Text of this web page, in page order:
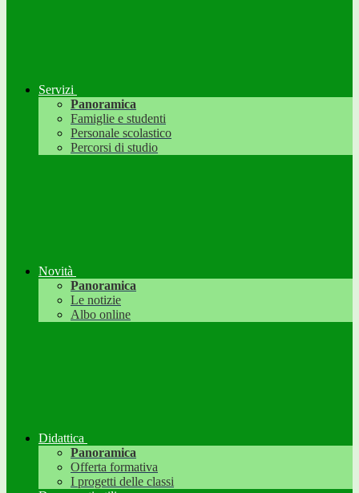
Servizi
Panoramica
Famiglie e studenti
Personale scolastico
Percorsi di studio
Novità
Panoramica
Le notizie
Albo online
Didattica
Panoramica
Offerta formativa
I progetti delle classi